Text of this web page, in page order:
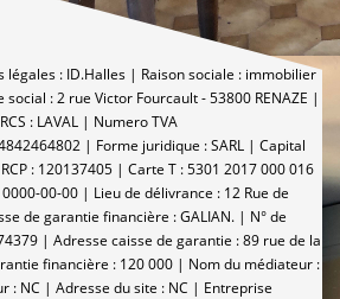
: ID.Halles | Raison sociale : immobilier
: 2 rue Victor Fourcault - 53800 RENAZE |
: LAVAL | Numero TVA
| Forme juridique : SARL | Capital
: 120137405 | Carte T : 5301 2017 000 016
00-00 | Lieu de délivrance : 12 Rue de
de garantie financière : GALIAN. | N° de
| Adresse caisse de garantie : 89 rue de la
financière : 120 000 | Nom du médiateur :
: NC | Adresse du site : NC | Entreprise